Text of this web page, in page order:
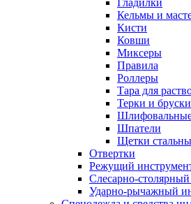
Гладилки
Кельмы и
Кисти
Ковши
Миксеры
Правила
Роллеры
Тара для
Терки и бруски
Шпатели
Щетки
Отвертки
Режущий
Слесарно-
Ударно-рычажный